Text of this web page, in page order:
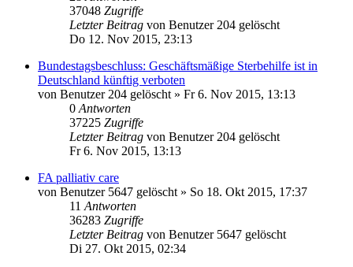
37048 Zugriffe
Letzter Beitrag von Benutzer 204 gelöscht
Do 12. Nov 2015, 23:13
Bundestagsbeschluss: Geschäftsmäßige Sterbehilfe ist in
Deutschland künftig verboten
von Benutzer 204 gelöscht » Fr 6. Nov 2015, 13:13
0 Antworten
37225 Zugriffe
Letzter Beitrag von Benutzer 204 gelöscht
Fr 6. Nov 2015, 13:13
FA palliativ care
von Benutzer 5647 gelöscht » So 18. Okt 2015, 17:37
11 Antworten
36283 Zugriffe
Letzter Beitrag von Benutzer 5647 gelöscht
Di 27. Okt 2015, 02:34